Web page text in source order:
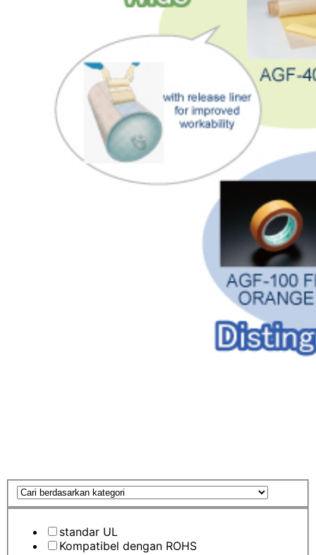
standar UL
Kompatibel dengan ROHS